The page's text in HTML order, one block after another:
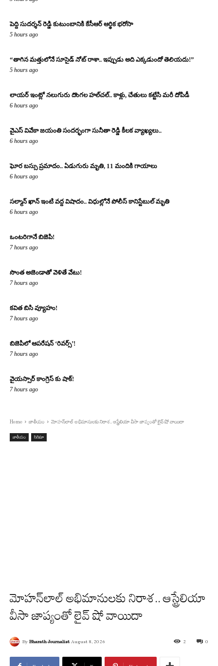
పెద్ది సుదర్శన్ రెడ్డి కుటుంబానికి కేసీఆర్ ఆర్థిక భరోసా
5 hours ago
“తాగిన మత్తులోనే సూసైడ్ నోట్ రాశా.. ఇప్పుడు అది ఎక్కడుందో తెలియదు!”
5 hours ago
లాయర్ ఇంట్లో నలుగురు దొంగల హల్‌చల్.. కాళ్లు, చేతులు కట్టేసి మరీ దోపిడీ
6 hours ago
వైఎస్ వివేకా జయంతి సందర్భంగా సునీతా రెడ్డి కీలక వ్యాఖ్యలు..
6 hours ago
ఘోర బస్సు ప్రమాదం.. ఏడుగురు మృతి, 11 మందికి గాయాలు
6 hours ago
సల్మాన్ ఖాన్ ఇంటి వద్ద విషాదం.. విధుల్లోనే పోలీస్ కానిస్టేబుల్ మృతి
6 hours ago
ఒంటరిగానే బిజెపి!
7 hours ago
సొంత అజెండాతో వెళితే వేటు!
7 hours ago
కవిత బిసి వ్యూహం!
7 hours ago
బిజెపిలో ఆపరేషన్ ‘రివర్స్’!
7 hours ago
వైయస్సార్ కాంగ్రెస్ కు షాక్!
7 hours ago